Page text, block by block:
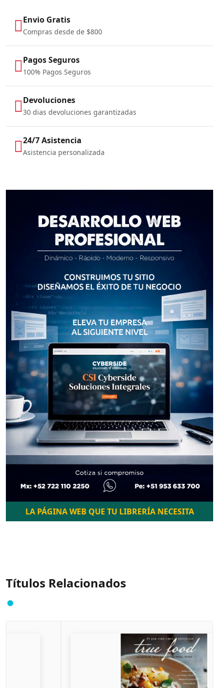
Envio Gratis
Compras desde de $800
Pagos Seguros
100% Pagos Seguros
Devoluciones
30 dias devoluciones garantizadas
24/7 Asistencia
Asistencia personalizada
LA PÁGINA WEB QUE TU LIBRERÍA NECESITA
Títulos Relacionados